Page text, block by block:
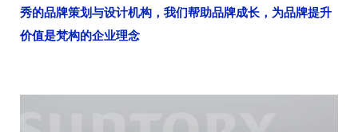
秀的品牌策划与设计机构，我们帮助品牌成长，为品牌提升
价值是梵构的企业理念